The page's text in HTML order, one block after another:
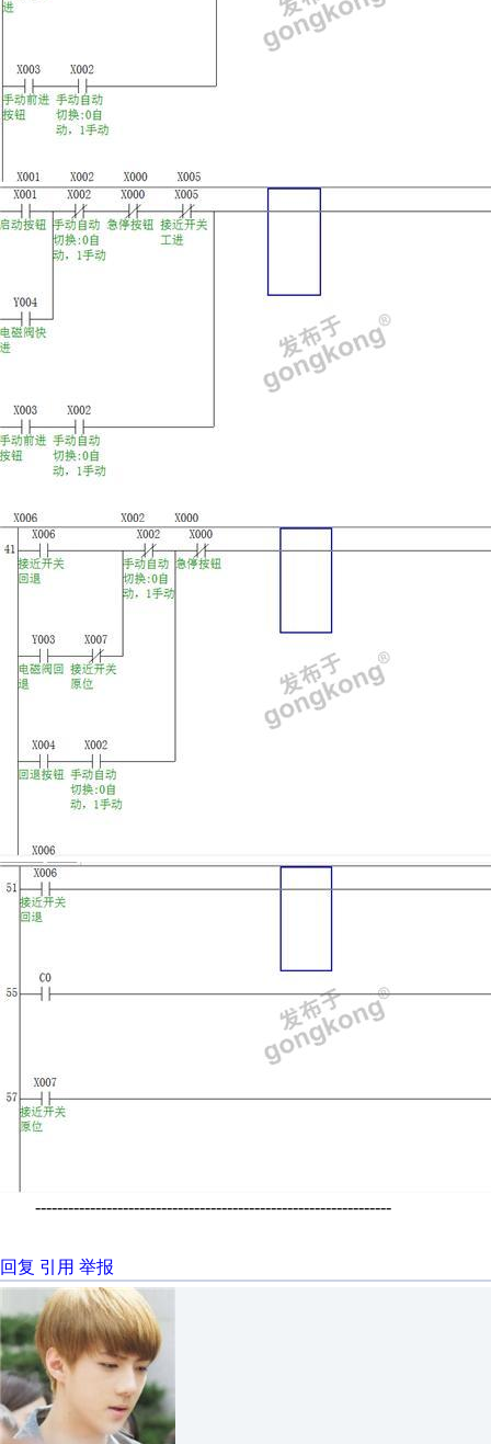
-----------------------------------------------------------------
回复 引用 举报